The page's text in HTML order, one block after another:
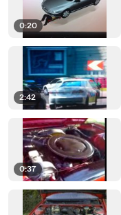
0:20
2:42
0:37